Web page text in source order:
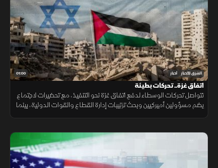
01:00 الشرق للأخبار أخبار
اتفاق غزة.. تحركات بطيئة
تتواصل تحركات الوسطاء لدفع اتفاق غزة نحو التنفيذ، مع تحضيرات لاجتماع
يضم مسؤولين أميركيين وبحث ترتيبات إدارة القطاع والقوات الدولية، بينما